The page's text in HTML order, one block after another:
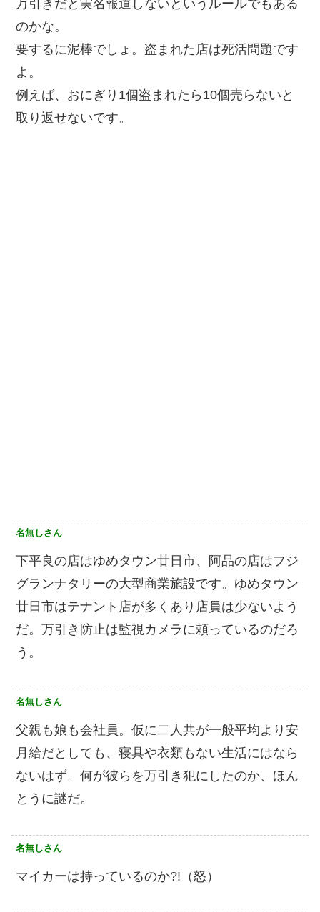
万引きだと実名報道しないというルールでもある
のかな。
要するに泥棒でしょ。盗まれた店は死活問題です
よ。
例えば、おにぎり1個盗まれたら10個売らないと
取り返せないです。
名無しさん
下平良の店はゆめタウン廿日市、阿品の店はフジ
グランナタリーの大型商業施設です。ゆめタウン
廿日市はテナント店が多くあり店員は少ないよう
だ。万引き防止は監視カメラに頼っているのだろ
う。
名無しさん
父親も娘も会社員。仮に二人共が一般平均より安
月給だとしても、寝具や衣類もない生活にはなら
ないはず。何が彼らを万引き犯にしたのか、ほん
とうに謎だ。
名無しさん
マイカーは持っているのか?!（怒）